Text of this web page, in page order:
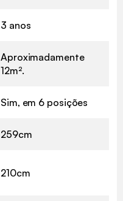
3 anos
Aproximadamente
12m².
Sim, em 6 posições
259cm
210cm